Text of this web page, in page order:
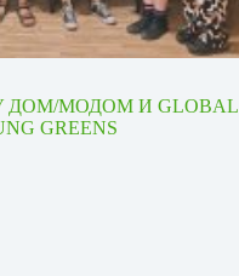
ДОМ/МОДОМ И GLOBAL
GREENS